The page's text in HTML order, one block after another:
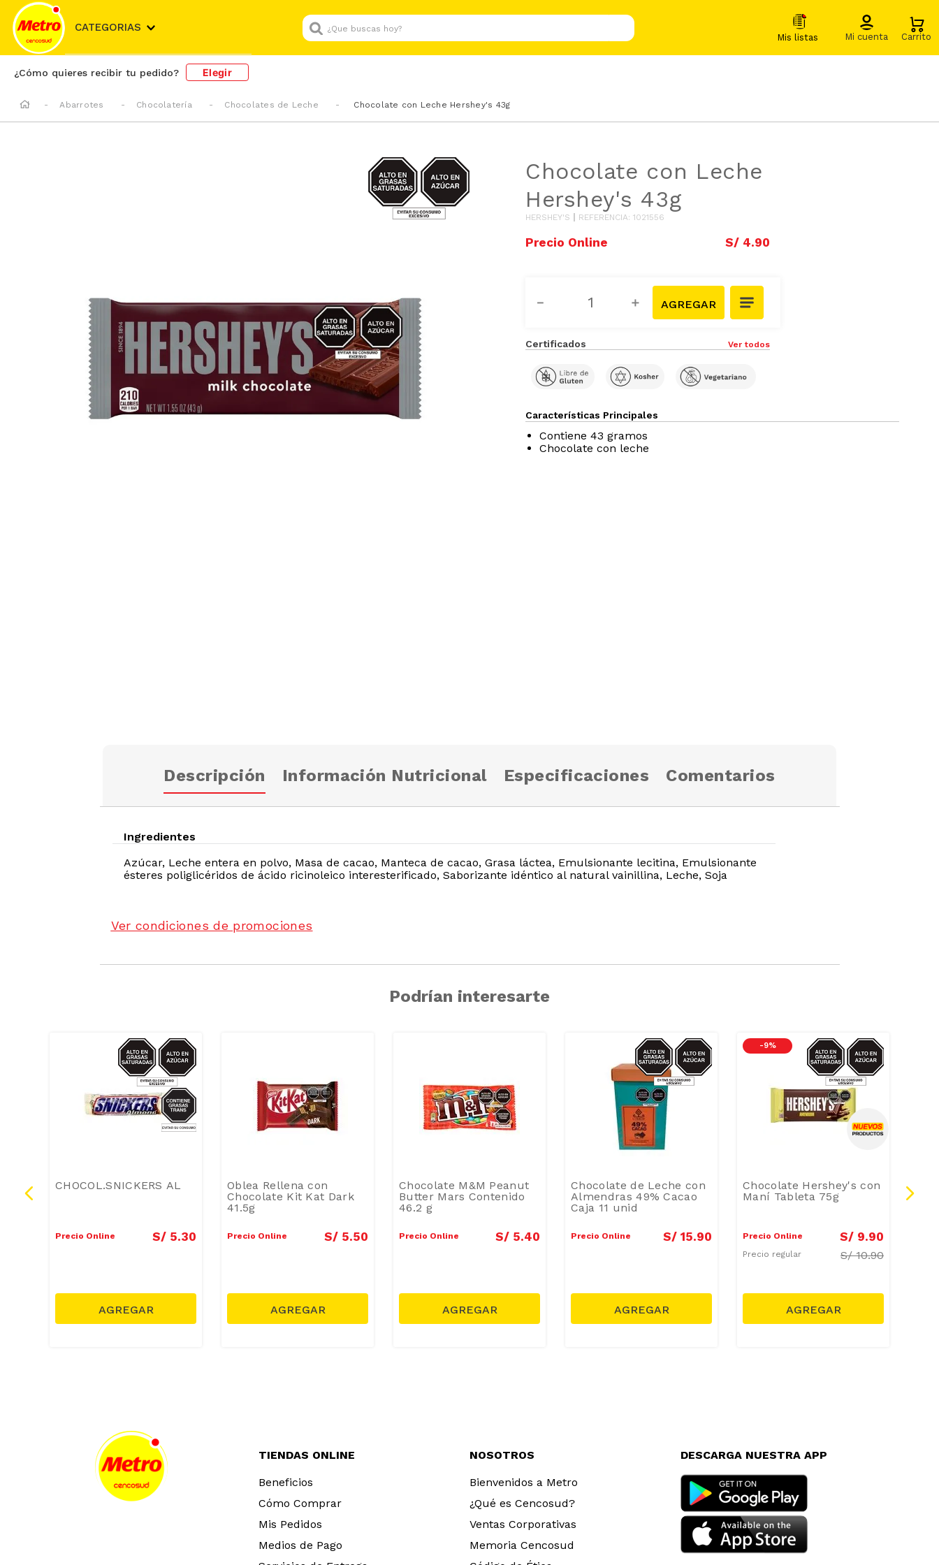
CATEGORIAS
¿Que buscas hoy?
¿Cómo quieres recibir tu pedido? Elegir
Abarrotes Chocolatería Chocolates de Leche Chocolate con Leche Hershey's 43g
AZUCAR/GRASAS-
SAT
Chocolate con Leche
Hershey's 43g
HERSHEY'S REFERENCIA: 1021556
S/ 4.90
＋
－
Certificados Ver todos
Características Principales
Contiene 43 gramos
Chocolate con leche
Descripción Información Nutricional Especificaciones Comentarios
Ingredientes
Azúcar, Leche entera en polvo, Masa de cacao, Manteca de cacao, Grasa láctea, Emulsionante lecitina, Emulsionante
ésteres poliglicéridos de ácido ricinoleico interesterificado, Saborizante idéntico al natural vainillina, Leche, Soja
Ver condiciones de promociones
Podrían interesarte
AZUCAR/GRASAS-
SAT/GRASAS-
TRANS
CHOCOL.SNICKERS AL
Precio Online S/ 5.30
Oblea Rellena con
Chocolate Kit Kat Dark
41.5g
Precio Online S/ 5.50
Chocolate M&M Peanut
Butter Mars Contenido
46.2 g
Precio Online S/ 5.40
AZUCAR/GRASAS-
SAT
Chocolate de Leche con
Almendras 49% Cacao
Caja 11 unid
Precio Online S/ 15.90
-9 %
AZUCAR/GRASAS-
SAT
Chocolate Hershey's con
Maní Tableta 75g
Precio Online S/ 9.90
Precio regular S/10.90
TIENDAS ONLINE
Beneficios
Cómo Comprar
Mis Pedidos
Medios de Pago
NOSOTROS
Bienvenidos a Metro
¿Qué es Cencosud?
Ventas Corporativas
Memoria Cencosud
DESCARGA NUESTRA APP